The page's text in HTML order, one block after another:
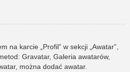
na karcie „Profil” w sekcji „Awatar”,
Gravatar, Galeria awatarów,
można dodać awatar.